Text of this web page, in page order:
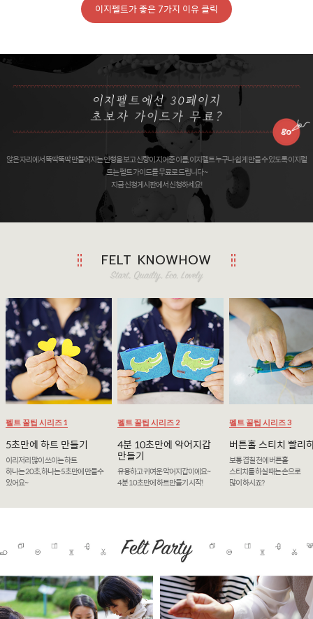
이지펠트가 좋은 7가지 이유 클릭
앉은 자리에서 뚝딱뚝딱 만들어지는 인형을 보고 신랑이 지어준 이름, 이지펠트 누구나 쉽게 만들 수 있도록 이지펠
트는 펠트 가이드를 무료로 드립니다 ~
지금 신청게시판에서 신청하세요!
FELT KNOWHOW
펠트 꿀팁 시리즈 1
5초만에 하트 만들기
이리저리 많이 쓰이는 하트
하나는 20초, 하나는 5초만에 만들수
있어요~
펠트 꿀팁 시리즈 2
4분 10초만에 악어지갑
만들기
유용하고 귀여운 악어지갑이에요~
4분 10초만에 하트만들기 시작!
펠트 꿀팁 시리즈 3
버튼홀 스티치 빨리
보통 겹칠 천에 버튼홀
스티치를 하실 때는 손으로
많이 하시죠?